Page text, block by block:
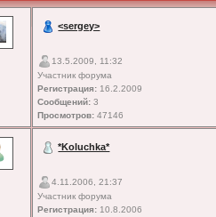
<sergey>
13.5.2009, 11:32
Участник форума
Регистрация: 16.2.2009
Сообщений: 3
Просмотров: 47146
*Koluchka*
4.11.2006, 21:37
Участник форума
Регистрация: 10.8.2006